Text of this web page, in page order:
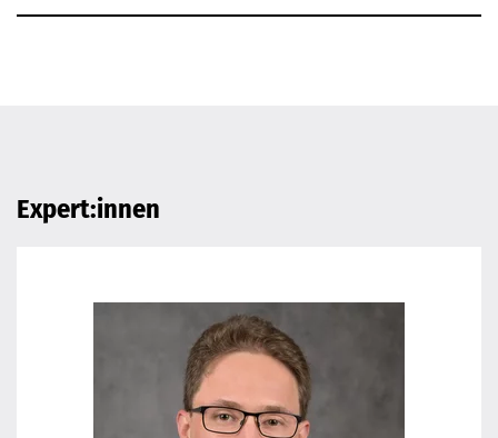
Expert:innen